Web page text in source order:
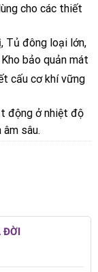
cho các thiết
Tủ đông loại lớn,
bảo quản mát
cấu cơ khí vững
động ở nhiệt độ
sâu.
ĐỜI